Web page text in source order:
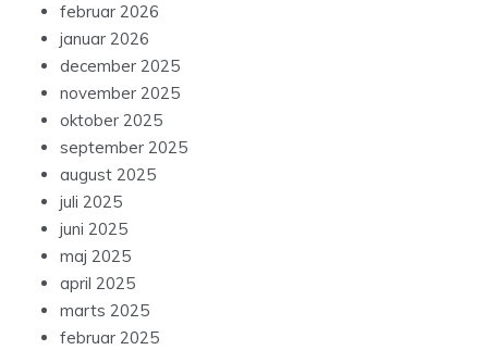
februar 2026
januar 2026
december 2025
november 2025
oktober 2025
september 2025
august 2025
juli 2025
juni 2025
maj 2025
april 2025
marts 2025
februar 2025